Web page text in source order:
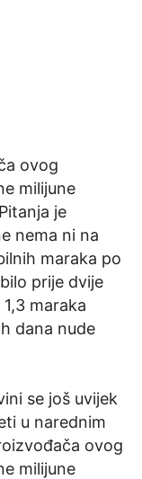
ovog
milijune
je
nema ni na
maraka po
prije dvije
maraka
dana nude
se još uvijek
u narednim
ovog
milijune